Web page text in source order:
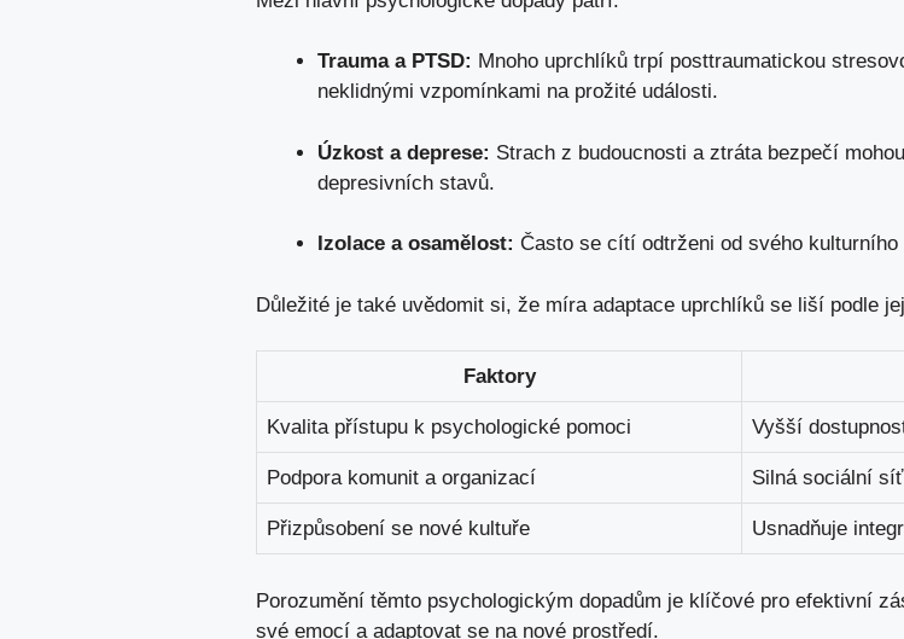
Trauma a PTSD: Mnoho uprchlíků trpí posttraumatickou
neklidnými vzpomínkami na prožité události.
Úzkost a deprese: Strach z budoucnosti a ztráta bezpečí
depresivních stavů.
Izolace a osamělost: Často se cítí odtrženi od svého
Důležité je také uvědomit si, že míra adaptace uprchlíků se liší podle
Faktory
Kvalita přístupu k psychologické pomoci Vyšší
Podpora komunit a organizací Silná sociální
Přizpůsobení se nové kultuře Usnadňuje
Porozumění těmto psychologickým dopadům je klíčové pro efektivní
své emocí a adaptovat se na nové prostředí.